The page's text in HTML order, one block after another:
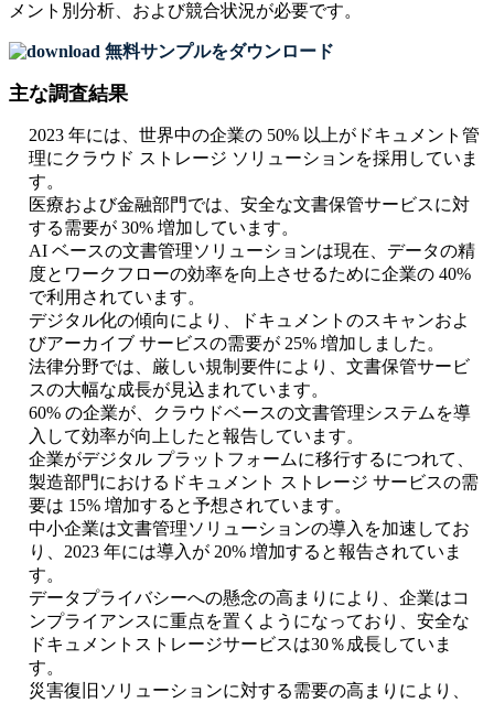
メント別分析、および競合状況が必要です。
無料サンプルをダウンロード
主な調査結果
2023 年には、世界中の企業の 50% 以上がドキュメント管
理にクラウド ストレージ ソリューションを採用していま
す。
医療および金融部門では、安全な文書保管サービスに対
する需要が 30% 増加しています。
AI ベースの文書管理ソリューションは現在、データの精
度とワークフローの効率を向上させるために企業の 40%
で利用されています。
デジタル化の傾向により、ドキュメントのスキャンおよ
びアーカイブ サービスの需要が 25% 増加しました。
法律分野では、厳しい規制要件により、文書保管サービ
スの大幅な成長が見込まれています。
60% の企業が、クラウドベースの文書管理システムを導
入して効率が向上したと報告しています。
企業がデジタル プラットフォームに移行するにつれて、
製造部門におけるドキュメント ストレージ サービスの需
要は 15% 増加すると予想されています。
中小企業は文書管理ソリューションの導入を加速してお
り、2023 年には導入が 20% 増加すると報告されていま
す。
データプライバシーへの懸念の高まりにより、企業はコ
ンプライアンスに重点を置くようになっており、安全な
ドキュメントストレージサービスは30％成長していま
す。
災害復旧ソリューションに対する需要の高まりにより、